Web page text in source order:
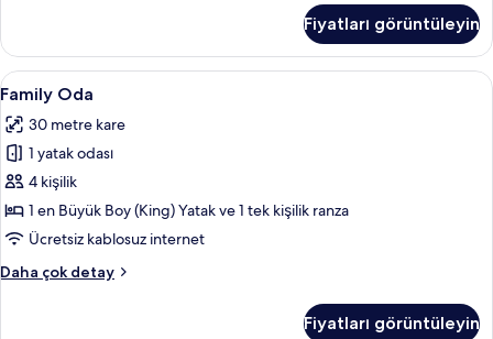
Oda
hakkında
daha
detay
Fiyatları görüntüleyin
Family
Oda
için
tüm
fotoğrafları
görün
Kaliteli yatak takımı, masa, ücretsiz
5
Family Oda
30 metre kare
1 yatak odası
4 kişilik
1 en Büyük Boy (King) Yatak ve 1 tek kişilik ranza
Ücretsiz kablosuz internet
Daha çok detay
Family
Fiyatları görüntüleyin